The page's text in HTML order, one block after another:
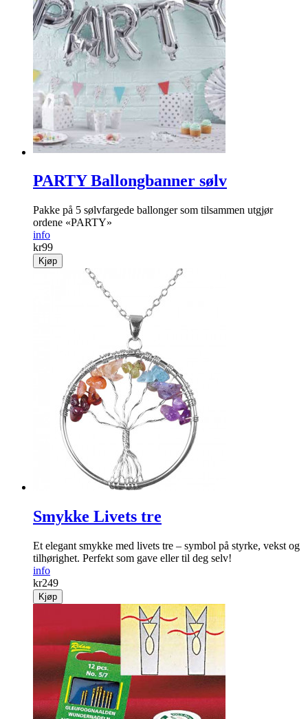
PARTY Ballongbanner sølv
Pakke på 5 sølvfargede ballonger som tilsammen utgjør
ordene «PARTY»
info
kr99
Kjøp
Smykke Livets tre
Et elegant smykke med livets tre – symbol på styrke, vekst og
tilhørighet. Perfekt som gave eller til deg selv!
info
kr249
Kjøp